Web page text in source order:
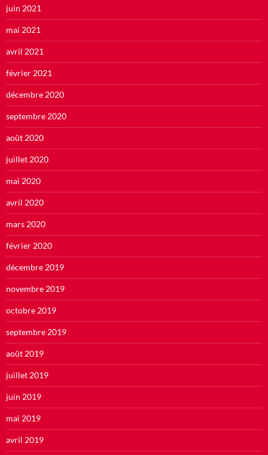
juin 2021
mai 2021
avril 2021
février 2021
décembre 2020
septembre 2020
août 2020
juillet 2020
mai 2020
avril 2020
mars 2020
février 2020
décembre 2019
novembre 2019
octobre 2019
septembre 2019
août 2019
juillet 2019
juin 2019
mai 2019
avril 2019